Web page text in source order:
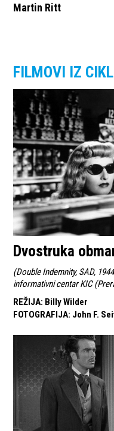
Martin Ritt
FILMOVI IZ
Dvostruka
(Double Indemnity, SAD,
informativni centar KIC
REŽIJA: Billy Wilder
FOTOGRAFIJA: John F.